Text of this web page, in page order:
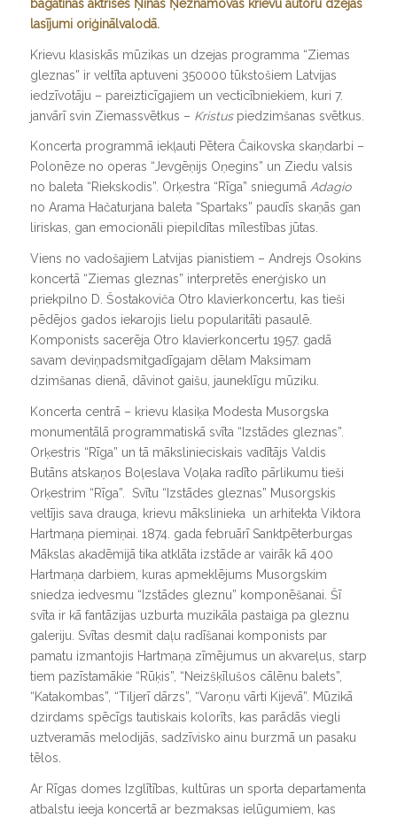
bagātinās aktrises Ņinas Ņeznamovas krievu autoru dzejas
lasījumi oriģinālvalodā.
Krievu klasiskās mūzikas un dzejas programma “Ziemas
gleznas” ir veltīta aptuveni 350000 tūkstošiem Latvijas
iedzīvotāju – pareizticīgajiem un vecticībniekiem, kuri 7.
janvārī svin Ziemassvētkus – Kristuspiedzimšanas svētkus.
Koncerta programmā iekļauti Pētera Čaikovska skaņdarbi –
Polonēze no operas “Jevgēņijs Oņegins” un Ziedu valsis
no baleta “Riekskodis”. Orķestra “Rīga” sniegumā Adagio
no Arama Hačaturjana baleta “Spartaks” paudīs skaņās gan
liriskas, gan emocionāli piepildītas mīlestības jūtas.
Viens no vadošajiem Latvijas pianistiem – Andrejs Osokins
koncertā “Ziemas gleznas” interpretēs enerģisko un
priekpilno D. Šostakoviča Otro klavierkoncertu, kas tieši
pēdējos gados iekarojis lielu popularitāti pasaulē.
Komponists sacerēja Otro klavierkoncertu 1957. gadā
savam deviņpadsmitgadīgajam dēlam Maksimam
dzimšanas dienā, dāvinot gaišu, jauneklīgu mūziku.
Koncerta centrā – krievu klasiķa Modesta Musorgska
monumentālā programmatiskā svīta “Izstādes gleznas”.
Orķestris “Rīga” un tā mākslinieciskais vadītājs Valdis
Butāns atskaņos Boļeslava Voļaka radīto pārlikumu tieši
Orķestrim “Rīga”. Svītu “Izstādes gleznas” Musorgskis
veltījis sava drauga, krievu mākslinieka un arhitekta Viktora
Hartmaņa piemiņai. 1874. gada februārī Sanktpēterburgas
Mākslas akadēmijā tika atklāta izstāde ar vairāk kā 400
Hartmaņa darbiem, kuras apmeklējums Musorgskim
sniedza iedvesmu “Izstādes gleznu” komponēšanai. Šī
svīta ir kā fantāzijas uzburta muzikāla pastaiga pa gleznu
galeriju. Svītas desmit daļu radīšanai komponists par
pamatu izmantojis Hartmaņa zīmējumus un akvareļus, starp
tiem pazīstamākie “Rūķis”, “Neizšķīlušos cālēnu balets”,
“Katakombas”, “Tiljerī dārzs”, “Varoņu vārti Kijevā”. Mūzikā
dzirdams spēcīgs tautiskais kolorīts, kas parādās viegli
uztveramās melodijās, sadzīvisko ainu burzmā un pasaku
tēlos.
Ar Rīgas domes Izglītības, kultūras un sporta departamenta
atbalstu ieeja koncertā ar bezmaksas ielūgumiem, kas